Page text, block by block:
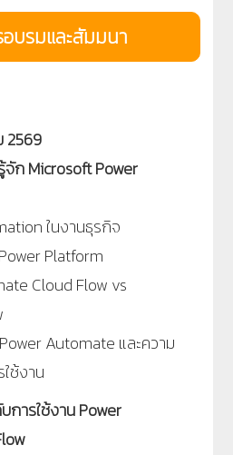
บรมและสัมมนา
2569
จัก Microsoft Power
ในงานธุรกิจ
Platform
Cloud Flow vs
Automate และความ
ช้งาน
การใช้งาน Power